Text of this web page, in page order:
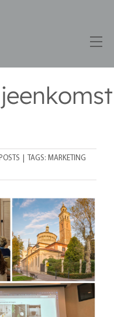
POSTS TAGS: MARKETING